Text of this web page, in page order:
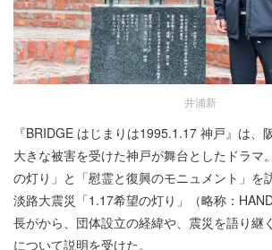
井浦新
『BRIDGE はじまりは1995.1.17 神戸』は、
大きな被害を受けた神戸が舞台としたドラマ
の灯り」と「慰霊と復興のモニュメント」を
淡路大震災「1.17希望の灯り」（略称：
長がから、団体設立の経緯や、震災を語り継
について説明を受けた。